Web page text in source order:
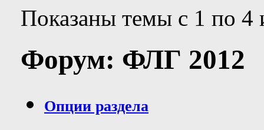
Показаны темы с 1 по 4
Форум: ФЛГ 2012
Опции раздела